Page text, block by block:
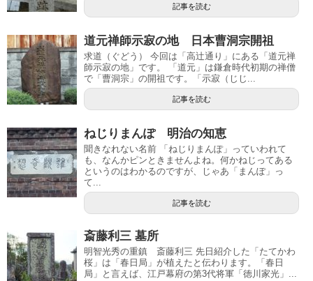
記事を読む
道元禅師示寂の地 日本曹洞宗開祖
求道（ぐどう） 今回は「高辻通り」にある「道元禅
師示寂の地」です。 「道元」は鎌倉時代初期の禅僧
で「曹洞宗」の開祖です。「示寂（じじ...
記事を読む
ねじりまんぽ 明治の知恵
聞きなれない名前 「ねじりまんぽ」っていわれて
も、なんかピンときませんよね。何かねじってある
というのはわかるのですが、じゃあ「まんぽ」っ
て...
記事を読む
斎藤利三 墓所
明智光秀の重鎮 斎藤利三 先日紹介した「たてかわ
桜」は「春日局」が植えたと伝わります。「春日
局」と言えば、江戸幕府の第3代将軍「徳川家光」...